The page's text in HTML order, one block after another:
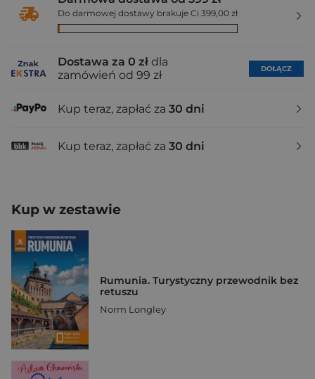
Do darmowej dostawy brakuje Ci 399,00 zł
Dostawa za 0 zł dla
zamówień od 99 zł
DOŁĄCZ
Kup teraz, zapłać za 30 dni
Kup teraz, zapłać za 30 dni
Kup w zestawie
Rumunia. Turystyczny przewodnik bez
retuszu
Norm Longley